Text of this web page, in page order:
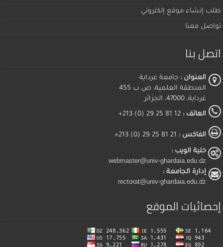
طلب إنشاء موقع إلكتروني
تواصل معنا
اتصل بنا
العنوان : جامعة غرداية
المنطقة العلمية، ص ب 455
غرداية، 47000، الجزائر
الهاتف : 12 81 25 29 (0) 213+
الفاكس :
خلية الويب :
webmaster@univ-ghardaia.edu.dz
إدارة الجامعة :
rectorat@univ-ghardaia.edu.dz
إحصائيات الموقع